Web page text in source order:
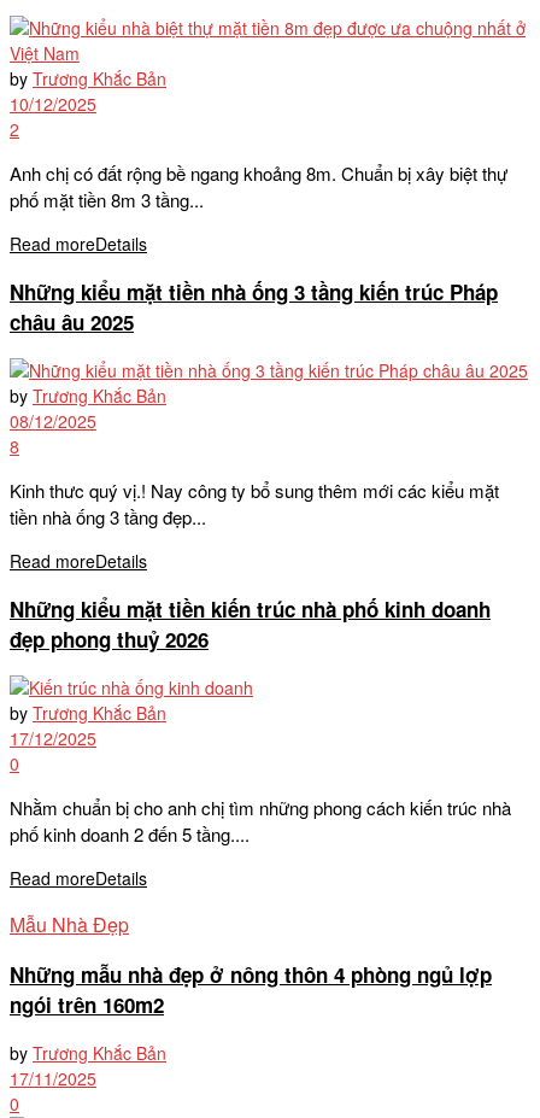
by Trương Khắc Bản
10/12/2025
2
Anh chị có đất rộng bề ngang khoảng 8m. Chuẩn bị xây biệt thự
phố mặt tiền 8m 3 tầng...
Read moreDetails
Những kiểu mặt tiền nhà ống 3 tầng kiến trúc Pháp
châu âu 2025
by Trương Khắc Bản
08/12/2025
8
Kinh thưc quý vị.! Nay công ty bổ sung thêm mới các kiểu mặt
tiền nhà ống 3 tầng đẹp...
Read moreDetails
Những kiểu mặt tiền kiến trúc nhà phố kinh doanh
đẹp phong thuỷ 2026
by Trương Khắc Bản
17/12/2025
0
Nhằm chuẩn bị cho anh chị tìm những phong cách kiến trúc nhà
phố kinh doanh 2 đến 5 tầng....
Read moreDetails
Mẫu Nhà Đẹp
Những mẫu nhà đẹp ở nông thôn 4 phòng ngủ lợp
ngói trên 160m2
by Trương Khắc Bản
17/11/2025
0